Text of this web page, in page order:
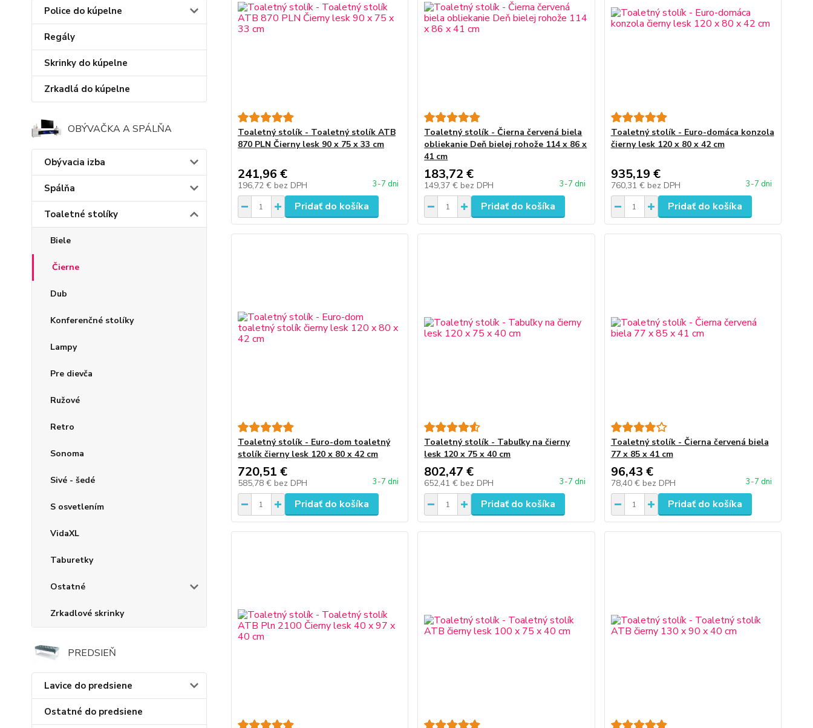
Police do kúpelne
Regály
Skrinky do kúpelne
Zrkadlá do kúpelne
OBÝVAČKA A SPÁLŇA
Obývacia izba
Spálňa
Toaletné stolíky
Biele
Čierne
Dub
Konferenčné stolíky
Lampy
Pre dievča
Ružové
Retro
Sonoma
Sivé - šedé
S osvetlením
VidaXL
Taburetky
Ostatné
Zrkadlové skrinky
PREDSIEŇ
Lavice do predsiene
Ostatné do predsiene
Toaletný stolík - Toaletný stolík ATB
870 PLN Čierny lesk 90 x 75 x 33 cm
241,96 €
196,72 € bez DPH 3-7 dni
Pridať do košíka
Toaletný stolík - Čierna červená biela
obliekanie Deň bielej rohože 114 x 86 x
41 cm
183,72 €
149,37 € bez DPH 3-7 dni
Pridať do košíka
Toaletný stolík - Euro-domáca konzola
čierny lesk 120 x 80 x 42 cm
935,19 €
760,31 € bez DPH 3-7 dni
Pridať do košíka
Toaletný stolík - Euro-dom toaletný
stolík čierny lesk 120 x 80 x 42 cm
720,51 €
585,78 € bez DPH 3-7 dni
Pridať do košíka
Toaletný stolík - Tabuľky na čierny
lesk 120 x 75 x 40 cm
802,47 €
652,41 € bez DPH 3-7 dni
Pridať do košíka
Toaletný stolík - Čierna červená biela
77 x 85 x 41 cm
96,43 €
78,40 € bez DPH 3-7 dni
Pridať do košíka